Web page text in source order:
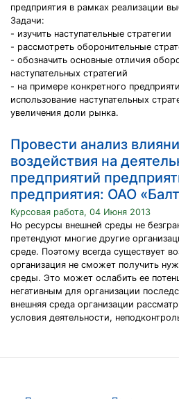
предприятия в рамках реализации
Задачи:
- изучить наступательные стратегии
- рассмотреть оборонительные
- обозначить основные отличия
наступательных стратегий
- на примере конкретного
использование наступательных
увеличения доли рынка.
Провести анализ
воздействия на
предприятий
предприятия: ОАО
Курсовая работа, 04 Июня 2013
Но ресурсы внешней среды не
претендуют многие другие
среде. Поэтому всегда существует
организация не сможет получить
среды. Это может ослабить ее
негативным для организации
внешняя среда организации
условия деятельности,